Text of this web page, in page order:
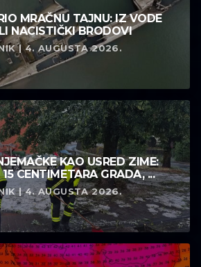
MRAČNU TAJNU: IZ VODE
NACISTIČKI BRODOVI
| 4. AUGUSTA 2026.
KAO USRED ZIME:
CENTIMETARA GRADA, ...
| 4. AUGUSTA 2026.